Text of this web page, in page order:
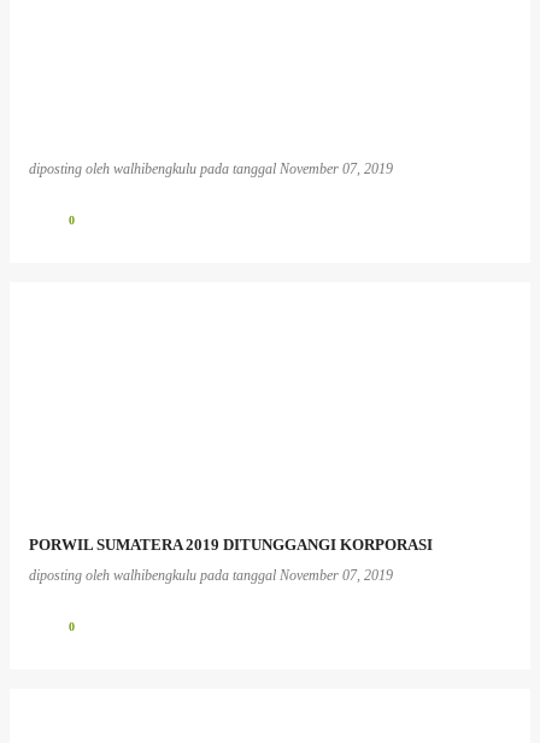
diposting oleh walhibengkulu pada tanggal November 07, 2019
0
PORWIL SUMATERA 2019 DITUNGGANGI KORPORASI
diposting oleh walhibengkulu pada tanggal November 07, 2019
0